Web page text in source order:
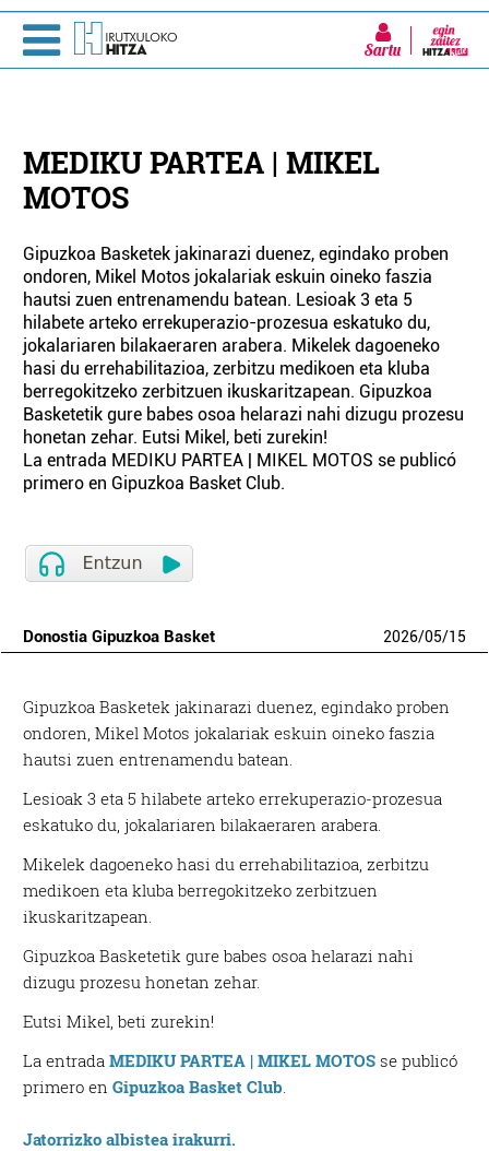
Sartu
MEDIKU PARTEA | MIKEL
MOTOS
Gipuzkoa Basketek jakinarazi duenez, egindako proben
ondoren, Mikel Motos jokalariak eskuin oineko faszia
hautsi zuen entrenamendu batean. Lesioak 3 eta 5
hilabete arteko errekuperazio-prozesua eskatuko du,
jokalariaren bilakaeraren arabera. Mikelek dagoeneko
hasi du errehabilitazioa, zerbitzu medikoen eta kluba
berregokitzeko zerbitzuen ikuskaritzapean. Gipuzkoa
Basketetik gure babes osoa helarazi nahi dizugu prozesu
honetan zehar. Eutsi Mikel, beti zurekin!
La entrada MEDIKU PARTEA | MIKEL MOTOS se publicó
primero en Gipuzkoa Basket Club.
Donostia Gipuzkoa Basket 2026/05/15
Gipuzkoa Basketek jakinarazi duenez, egindako proben
ondoren, Mikel Motos jokalariak eskuin oineko faszia
hautsi zuen entrenamendu batean.
Lesioak 3 eta 5 hilabete arteko errekuperazio-prozesua
eskatuko du, jokalariaren bilakaeraren arabera.
Mikelek dagoeneko hasi du errehabilitazioa, zerbitzu
medikoen eta kluba berregokitzeko zerbitzuen
ikuskaritzapean.
Gipuzkoa Basketetik gure babes osoa helarazi nahi
dizugu prozesu honetan zehar.
Eutsi Mikel, beti zurekin!
La entradaMEDIKU PARTEA | MIKEL MOTOS se publicó
primero enGipuzkoa Basket Club.
Jatorrizko albistea irakurri.